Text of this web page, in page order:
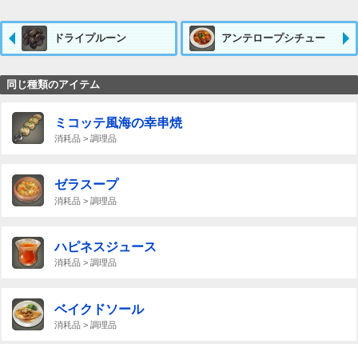
ドライプルーン アンテロープシチュー
同じ種類のアイテム
ミコッテ風海の幸串焼
消耗品 > 調理品
ゼラスープ
消耗品 > 調理品
ハピネスジュース
消耗品 > 調理品
ベイクドソール
消耗品 > 調理品